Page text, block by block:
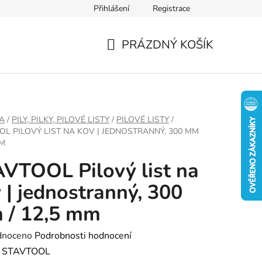
Přihlášení Registrace
PRÁZDNÝ KOŠÍK
/ PILY, PILKY, PILOVÉ LISTY / PILOVÉ LISTY /
PILOVÝ LIST NA KOV | JEDNOSTRANNÝ, 300 MM
Pilový list na
| jednostranný, 300
/ 12,5 mm
Podrobnosti hodnocení
STAVTOOL